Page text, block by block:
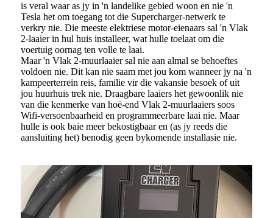
is veral waar as jy in 'n landelike gebied woon en nie 'n
Tesla het om toegang tot die Supercharger-netwerk te
verkry nie. Die meeste elektriese motor-eienaars sal 'n Vlak
2-laaier in hul huis installeer, wat hulle toelaat om die
voertuig oornag ten volle te laai.
Maar 'n Vlak 2-muurlaaier sal nie aan almal se behoeftes
voldoen nie. Dit kan nie saam met jou kom wanneer jy na 'n
kampeerterrein reis, familie vir die vakansie besoek of uit
jou huurhuis trek nie. Draagbare laaiers het gewoonlik nie
van die kenmerke van hoë-end Vlak 2-muurlaaiers soos
Wifi-versoenbaarheid en programmeerbare laai nie. Maar
hulle is ook baie meer bekostigbaar en (as jy reeds die
aansluiting het) benodig geen bykomende installasie nie.